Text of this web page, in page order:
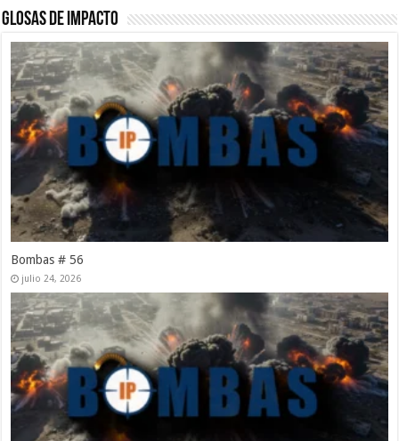
Glosas de Impacto
Bombas # 56
julio 24, 2026